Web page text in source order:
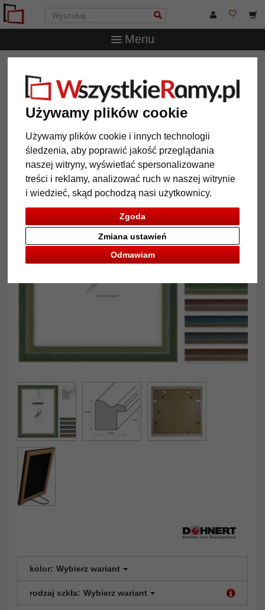
Używamy plików cookie
Używamy plików cookie i innych technologii
śledzenia, aby poprawić jakość przeglądania
naszej witryny, wyświetlać spersonalizowane
treści i reklamy, analizować ruch w naszej witrynie
i wiedzieć, skąd pochodzą nasi użytkownicy.
Zgoda
Odmawiam
Zmiana ustawień
Menu
na wymiar Canons Park
Rama drewniana na wymiar
Canons Park
Powrót
kolor: Wybierz wariant
rodzaj szkła: Wybierz wariant